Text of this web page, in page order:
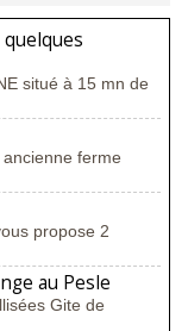
situé à 15 mn de
ferme
propose 2
au Pesle
Gite de